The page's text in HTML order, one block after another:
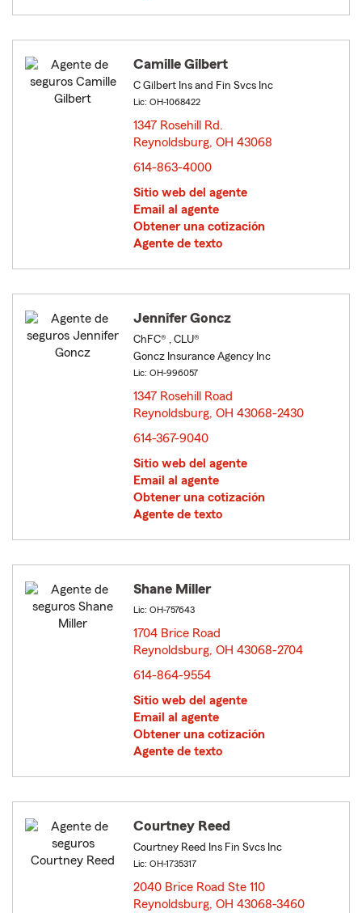
Camille Gilbert
C Gilbert Ins and Fin Svcs Inc
Lic: OH-1068422
1347 Rosehill Rd.
Reynoldsburg, OH 43068
614-863-4000
Sitio web del agente
Email al agente
Obtener una cotización
Agente de texto
Jennifer Goncz
ChFC® , CLU®
Goncz Insurance Agency Inc
Lic: OH-996057
1347 Rosehill Road
Reynoldsburg, OH 43068-2430
614-367-9040
Sitio web del agente
Email al agente
Obtener una cotización
Agente de texto
Shane Miller
Lic: OH-757643
1704 Brice Road
Reynoldsburg, OH 43068-2704
614-864-9554
Sitio web del agente
Email al agente
Obtener una cotización
Agente de texto
Courtney Reed
Courtney Reed Ins Fin Svcs Inc
Lic: OH-1735317
2040 Brice Road Ste 110
Reynoldsburg, OH 43068-3460